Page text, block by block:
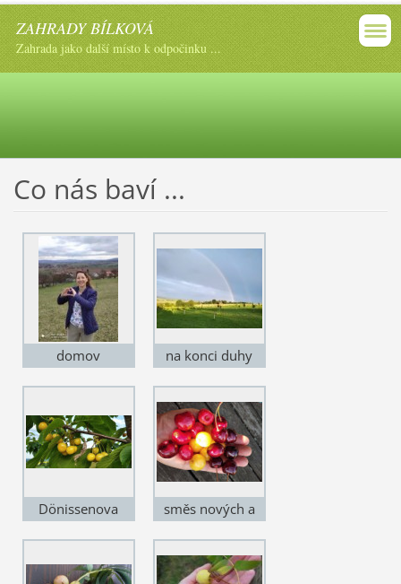
ZAHRADY BÍLKOVÁ
Zahrada jako další místo k odpočinku ...
Co nás baví ...
domov na konci duhy
Dönissenova
směs nových a